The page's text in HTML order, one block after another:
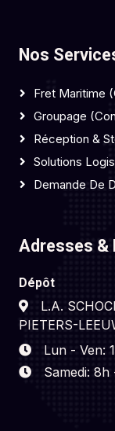
Nos
Fret Maritime
Groupage
Réception &
Solutions
Demande De
Adresses &
Dépôt
L.A.
PIETERS-
Lun - Ven:
Samedi: 8h